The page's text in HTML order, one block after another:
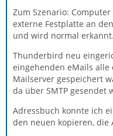
Zum Szenario:
externe Festplatte an
und wird normal erkannt.
Thunderbird neu
eingehenden eMails alle
Mailserver gespeichert
da über SMTP gesendet
Adressbuch konnte ich
den neuen kopieren, die